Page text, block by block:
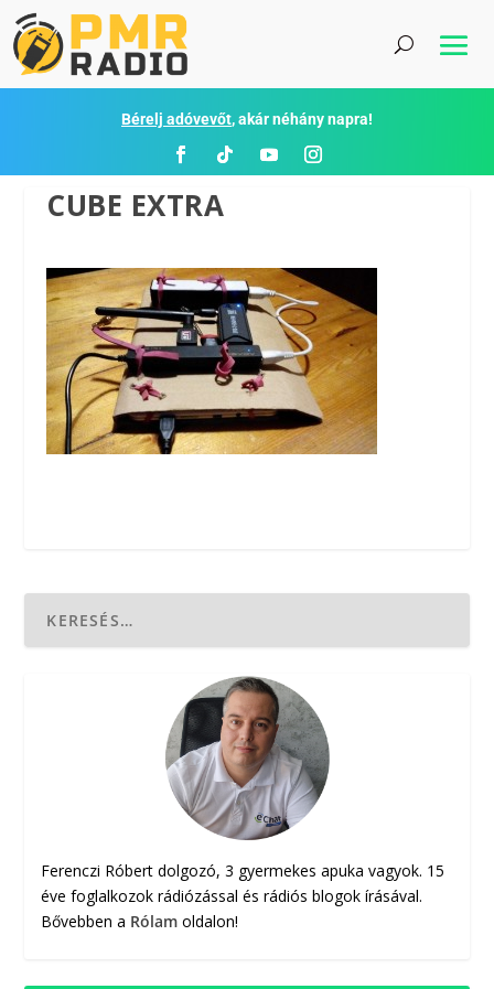
Bérelj adóvevőt, akár néhány napra!
CUBE EXTRA
Ferenczi Róbert dolgozó, 3 gyermekes apuka vagyok. 15
éve foglalkozok rádiózással és rádiós blogok írásával.
Bővebben a Rólam oldalon!